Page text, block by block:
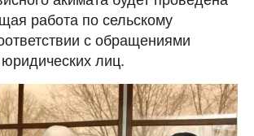
работа по сельскому
с обращениями
лиц.